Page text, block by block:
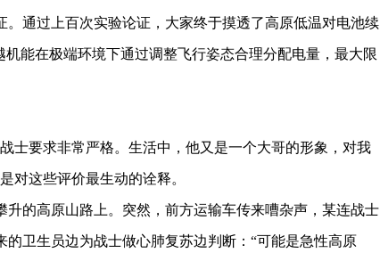
通过上百次实验论证，大家终于摸透了高原低温对电池续
能在极端环境下通过调整飞行姿态合理分配电量，最大限
要求非常严格。生活中，他又是一个大哥的形象，对我
对这些评价最生动的诠释。
的高原山路上。突然，前方运输车传来嘈杂声，某连战士
卫生员边为战士做心肺复苏边判断：“可能是急性高原